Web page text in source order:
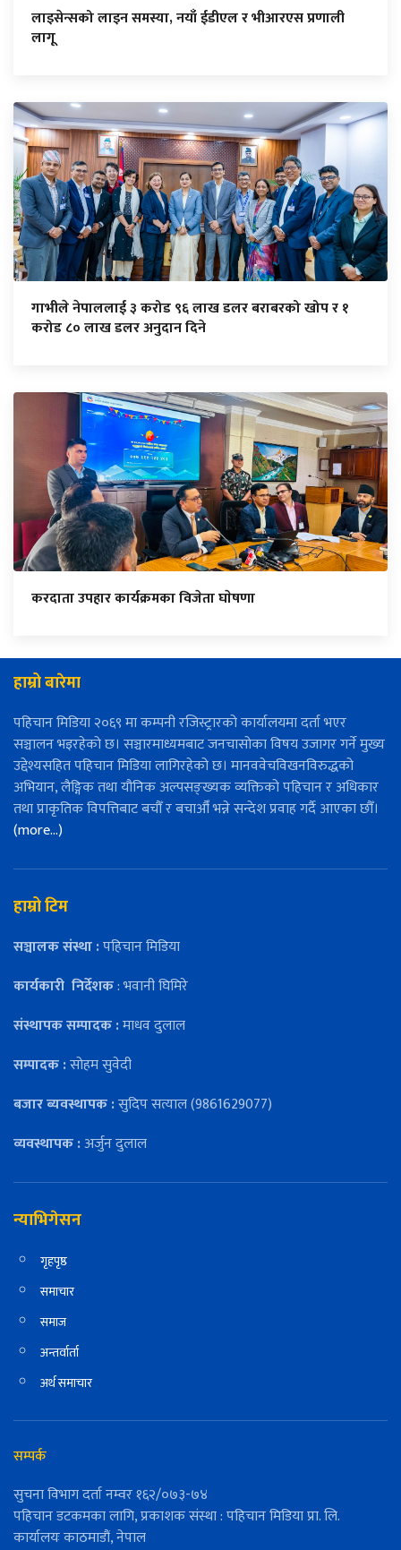
लाइसेन्सको लाइन समस्या, नयाँ ईडीएल र भीआरएस प्रणाली
लागू
गाभीले नेपाललाई ३ करोड ९६ लाख डलर बराबरको खोप र १
करोड ८० लाख डलर अनुदान दिने
करदाता उपहार कार्यक्रमका विजेता घाेषणा
हाम्रो बारेमा
पहिचान मिडिया २०६९ मा कम्पनी रजिस्ट्रारको कार्यालयमा दर्ता भएर
सञ्चालन भइरहेको छ। सञ्चारमाध्यमबाट जनचासोका विषय उजागर गर्ने मुख्य
उद्देश्यसहित पहिचान मिडिया लागिरहेको छ। मानववेचविखनविरुद्धको
अभियान, लैङ्गिक तथा यौनिक अल्पसङ्ख्यक व्यक्तिको पहिचान र अधिकार
तथा प्राकृतिक विपत्तिबाट बचौँ र बचाऔँ भन्ने सन्देश प्रवाह गर्दै आएका छौँ।
(more…)
हाम्रो टिम
सञ्चालक संस्था :पहिचान मिडिया
कार्यकारी निर्देशक: भवानी घिमिरे
संस्थापक सम्पादक :माधव दुलाल
सम्पादक :सोहम सुवेदी
बजार ब्यवस्थापक :सुदिप सत्याल (9861629077)
व्यवस्थापक :अर्जुन दुलाल
न्याभिगेसन
गृहपृष्ठ
समाचार
समाज
अन्तर्वार्ता
अर्थ समाचार
सम्पर्क
सुचना विभाग दर्ता नम्वर १६२/०७३-७४
पहिचान डटकमका लागि, प्रकाशक संस्था : पहिचान मिडिया प्रा. लि.
कार्यालयः काठमाडौं, नेपाल